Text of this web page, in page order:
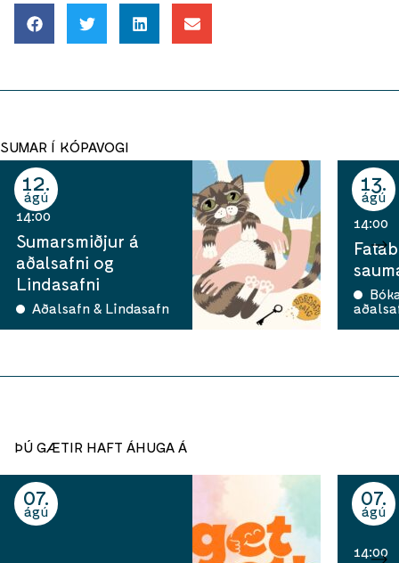
SUMAR Í KÓPAVOGI
12
ágú
14:00
Sumarsmiðjur á
aðalsafni og
Lindasafni
Aðalsafn & Lindasafn
13
ágú
14:00
ÞÚ GÆTIR HAFT ÁHUGA Á
07
ágú
07
ágú
14:00